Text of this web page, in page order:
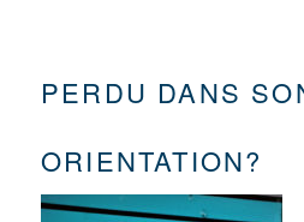
PERDU DANS
ORIENTATION?